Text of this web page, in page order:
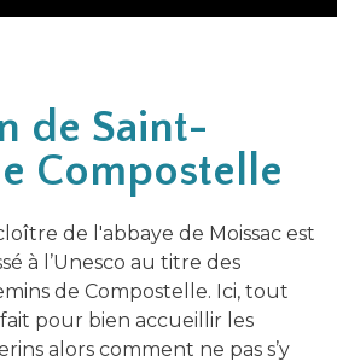
de Saint-
Compostelle
de l'abbaye de Moissac est
à l’Unesco au titre des
de Compostelle. Ici, tout
pour bien accueillir les
alors comment ne pas s’y